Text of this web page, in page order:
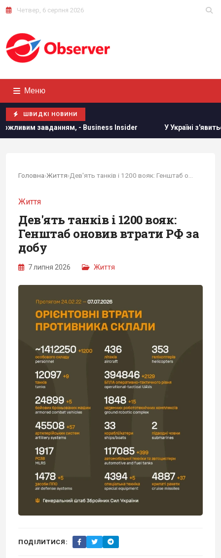
Четвер, 6 серпня 2026
Меню
ШВИДКІ НОВИНИ
- Business Insider У Україні з'явиться нове свято: що
Головна›Життя›
Життя
Дев'ять танків і 1200 вояк:
Генштаб оновив втрати РФ за
добу
7 липня 2026 Життя
ПОДІЛИТИСЯ: